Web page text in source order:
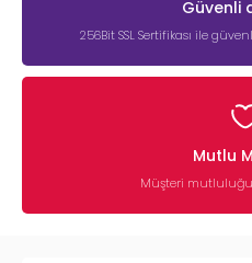
Güvenli
256Bit SSL Sertifikası ile
Mutlu
Müşteri